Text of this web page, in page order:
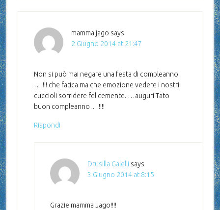
mamma jago says
2 Giugno 2014 at 21:47
Non si può mai negare una festa di compleanno.
….!!! che fatica ma che emozione vedere i nostri
cuccioli sorridere felicemente. …auguri Tato
buon compleanno….!!!!
Rispondi
Drusilla Galelli says
3 Giugno 2014 at 8:15
Grazie mamma Jago!!!!